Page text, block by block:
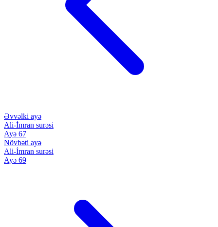
Əvvəlki ayə
Ali-İmran surəsi
Ayə 67
Növbəti ayə
Ali-İmran surəsi
Ayə 69